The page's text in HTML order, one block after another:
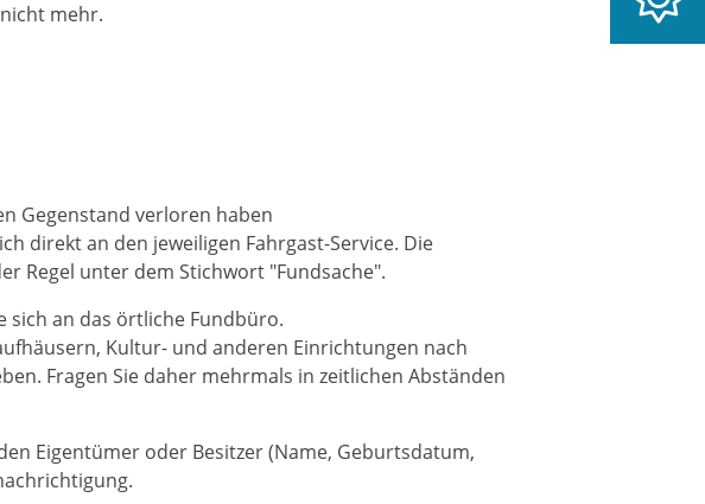
mehr.
Gegenstand verloren haben
direkt an den jeweiligen Fahrgast-Service. Die
Regel unter dem Stichwort "Fundsache".
sich an das örtliche Fundbüro.
Kultur- und anderen Einrichtungen nach
Fragen Sie daher mehrmals in zeitlichen Abständen
Eigentümer oder Besitzer (Name, Geburtsdatum,